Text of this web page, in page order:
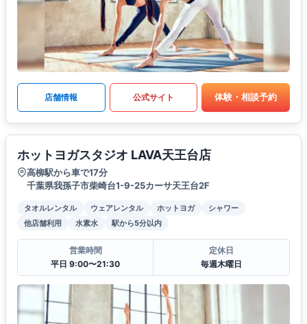
店舗情報 公式サイト 体験・相談予約
ホットヨガスタジオ LAVA天王台店
高柳駅から車で17分
千葉県我孫子市柴崎台1-9-25カーサ天王台2F
タオルレンタル ウェアレンタル ホットヨガ
シャワー
他店舗利用
水素水 駅から5分以内
営業時間
平日 9:00〜21:30
定休日
毎週木曜日